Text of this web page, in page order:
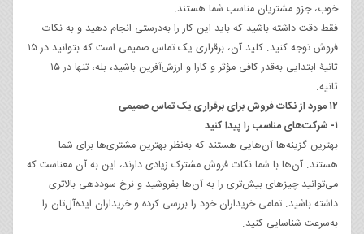
خوب، جزو مشتریان مناسب شما هستند.
فقط دقت داشته باشید که باید این کار را به‌درستی انجام دهید و به نکات
فروش توجه کنید. کلید آن، برقر‌اری یک تماس صمیمی است که بتوانید در ۱۵
ثانیۀ ابتدایی به‌قدر کافی مؤثر و کارا و ارزش‌آفرین باشید، بله، تنها در ۱۵
ثانیه.
۱۲ مورد از نکات فروش برای برقراری یک تماس صمیمی
۱- شرکت‌های مناسب را پیدا کنید
بهترین گزینه‌ها آن‌هایی هستند که به‌نظر بهترین مشتری‌ها برای شما
هستند. آن‌ها با شما نکات فروش مشترک زیادی دارند، این به آن معناست که
می‌توانید چیزهای بیش‌تری را به آن‌ها بفروشید و نرخ سوددهی بالاتری
داشته باشید. تمامی خریداران خود را بررسی کرده و خریداران ایده‌آل‌تان را
به‌سرعت شناسایی کنید.